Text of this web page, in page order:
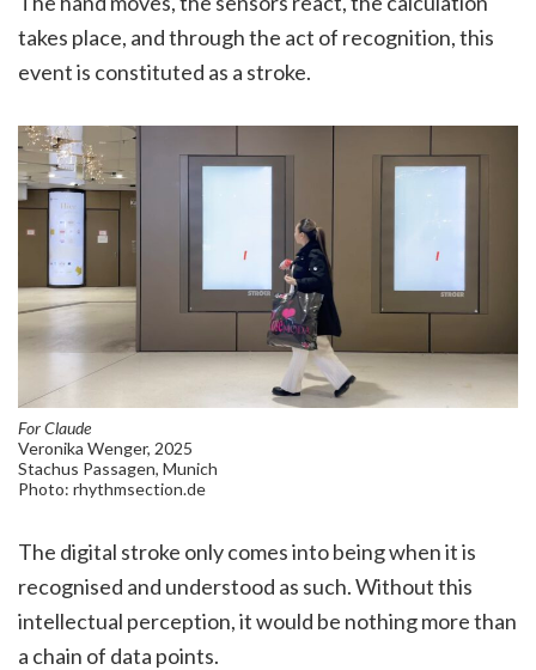
takes place, and through the act of recognition, this
event is constituted as a stroke.
For Claude
Veronika Wenger, 2025
Stachus Passagen, Munich
Photo: rhythmsection.de
The digital stroke only comes into being when it is
recognised and understood as such. Without this
intellectual perception, it would be nothing more than
a chain of data points.